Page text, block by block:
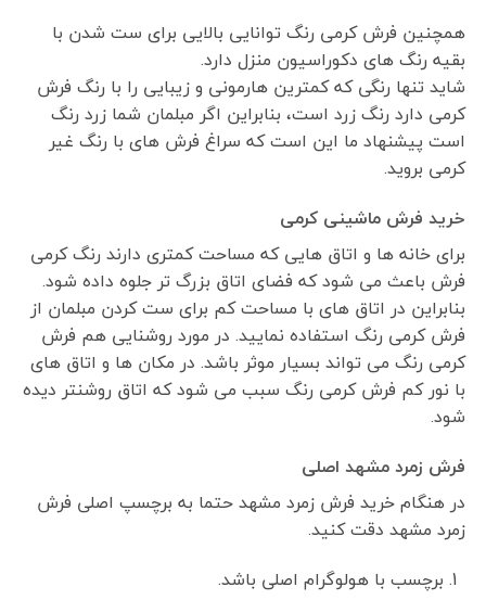
همچنین فرش کرمی رنگ توانایی بالایی برای ست شدن با
بقیه رنگ های دکوراسیون منزل دارد.
شاید تنها رنگی که کمترین هارمونی و زیبایی را با رنگ فرش
کرمی دارد رنگ زرد است، بنابراین اگر مبلمان شما زرد رنگ
است پیشنهاد ما این است که سراغ فرش های با رنگ غیر
کرمی بروید.
خرید فرش ماشینی کرمی
برای خانه ها و اتاق هایی که مساحت کمتری دارند رنگ کرمی
فرش باعث می شود که فضای اتاق بزرگ تر جلوه داده شود.
بنابراین در اتاق های با مساحت کم برای ست کردن مبلمان از
فرش کرمی رنگ استفاده نمایید. در مورد روشنایی هم فرش
کرمی رنگ می تواند بسیار موثر باشد. در مکان ها و اتاق های
با نور کم فرش کرمی رنگ سبب می شود که اتاق روشنتر دیده
شود.
فرش زمرد مشهد اصلی
در هنگام خرید فرش زمرد مشهد حتما به برچسپ اصلی فرش
زمرد مشهد دقت کنید.
برچسب با هولوگرام اصلی باشد.